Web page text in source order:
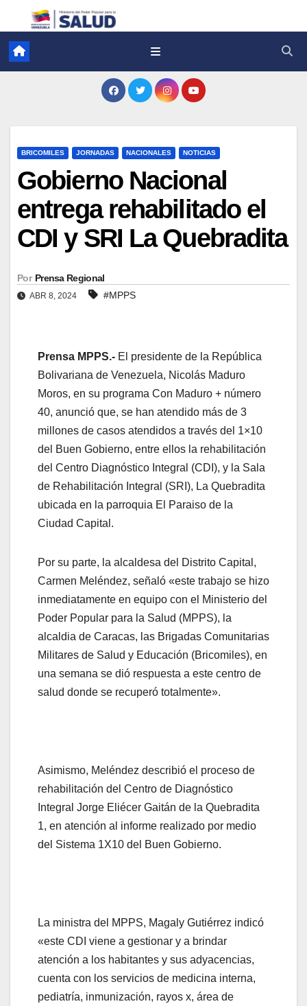
BRICOMILES JORNADAS NACIONALES NOTICIAS
Gobierno Nacional
entrega rehabilitado el
CDI y SRI La Quebradita
Por Prensa Regional
ABR 8, 2024 #MPPS
Prensa MPPS.- El presidente de la República
Bolivariana de Venezuela, Nicolás Maduro
Moros, en su programa Con Maduro + número
40, anunció que, se han atendido más de 3
millones de casos atendidos a través del 1×10
del Buen Gobierno, entre ellos la rehabilitación
del Centro Diagnóstico Integral (CDI), y la Sala
de Rehabilitación Integral (SRI), La Quebradita
ubicada en la parroquia El Paraiso de la
Ciudad Capital.
Por su parte, la alcaldesa del Distrito Capital,
Carmen Meléndez, señaló «este trabajo se hizo
inmediatamente en equipo con el Ministerio del
Poder Popular para la Salud (MPPS), la
alcaldia de Caracas, las Brigadas Comunitarias
Militares de Salud y Educación (Bricomiles), en
una semana se dió respuesta a este centro de
salud donde se recuperó totalmente».
Asimismo, Meléndez describió el proceso de
rehabilitación del Centro de Diagnóstico
Integral Jorge Eliécer Gaitán de la Quebradita
1, en atención al informe realizado por medio
del Sistema 1X10 del Buen Gobierno.
La ministra del MPPS, Magaly Gutiérrez indicó
«este CDI viene a gestionar y a brindar
atención a los habitantes y sus adyacencias,
cuenta con los servicios de medicina interna,
pediatría, inmunización, rayos x, área de